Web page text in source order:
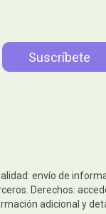
envío de
Derechos:
adicional y